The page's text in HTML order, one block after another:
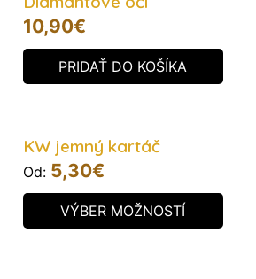
10,90€
PRIDAŤ DO KOŠÍKA
KW jemný kartáč
Od: 5,30€
VÝBER MOŽNOSTÍ